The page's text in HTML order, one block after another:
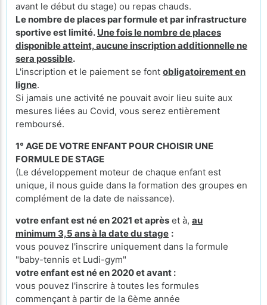
avant le début du stage) ou repas chauds.
Le nombre de places par formule et par infrastructure
sportive est limité. Une fois le nombre de places
disponible atteint, aucune inscription additionnelle ne
sera possible.
L'inscription et le paiement se font obligatoirement en
ligne.
Si jamais une activité ne pouvait avoir lieu suite aux
mesures liées au Covid, vous serez entièrement
remboursé.
1° AGE DE VOTRE ENFANT POUR CHOISIR UNE
FORMULE DE STAGE
(Le développement moteur de chaque enfant est
unique, il nous guide dans la formation des groupes en
complément de la date de naissance).
votre enfant est né en 2021 et après et à, au
minimum 3,5 ans à la date du stage :
vous pouvez l'inscrire uniquement dans la formule
"baby-tennis et Ludi-gym"
votre enfant est né en 2020 et avant :
vous pouvez l'inscrire à toutes les formules
commençant à partir de la 6ème année